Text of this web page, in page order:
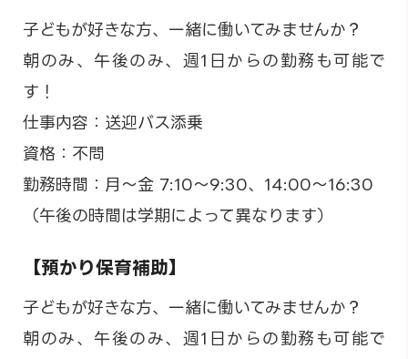
子どもが好きな方、一緒に働いてみませんか？
朝のみ、午後のみ、週1日からの勤務も可能で
す！
仕事内容：送迎バス添乗
資格：不問
勤務時間：月～金 7:10～9:30、14:00～16:30
（午後の時間は学期によって異なります）
【預かり保育補助】
子どもが好きな方、一緒に働いてみませんか？
朝のみ、午後のみ、週1日からの勤務も可能で